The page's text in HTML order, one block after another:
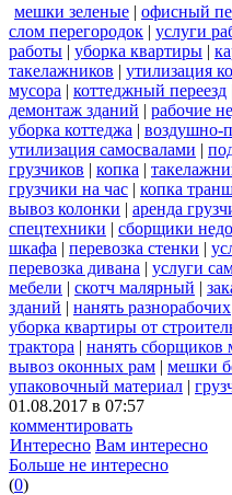
мешки зеленые | офисный
слом перегородок | услуги
работы | уборка квартиры |
такелажников | утилизация
мусора | коттеджный переезд
демонтаж зданий | рабочие
уборка коттеджа | воздушно-
утилизация самосвалами |
грузчиков | копка |
грузчики на час | копка
вывоз колонки | аренда
спецтехники | сборщики
шкафа | перевозка стенки |
перевозка дивана | услуги
мебели | скотч малярный |
зданий | нанять разнорабочих
уборка квартиры от
трактора | нанять сборщиков
вывоз оконных рам | мешки
упаковочный материал |
01.08.2017 в 07:57
комментировать
Интересно Вам интересно
Больше не интересно
(0)